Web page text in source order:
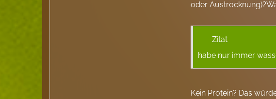
oder
Zitat
habe nur immer
Kein Protein? Das